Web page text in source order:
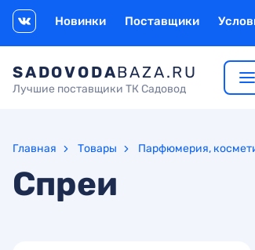
Новинки Поставщики
SADOVODABAZA.RU
Лучшие поставщики ТК Садовод
Главная Товары Парфюмерия,
Спреи